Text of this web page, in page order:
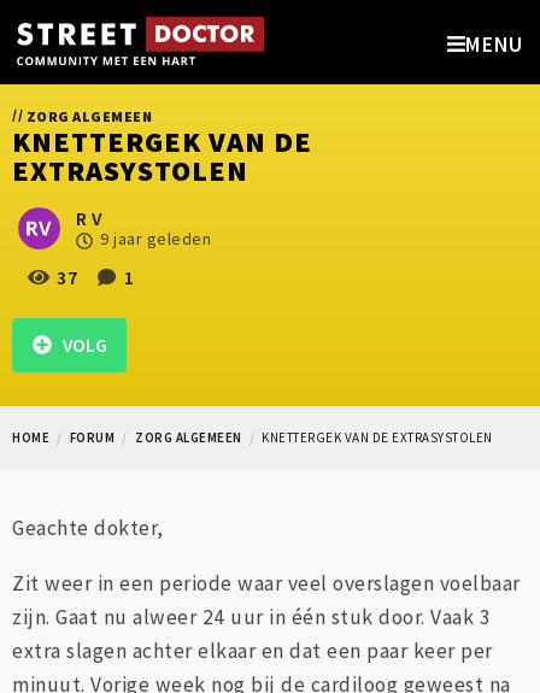
MENU
// ZORG ALGEMEEN
KNETTERGEK VAN DE
EXTRASYSTOLEN
R V
9 jaar geleden
37 1
VOLG
HOME FORUM ZORG ALGEMEEN KNETTERGEK VAN DE EXTRASYSTOLEN
Geachte dokter,
Zit weer in een periode waar veel overslagen voelbaar
zijn. Gaat nu alweer 24 uur in één stuk door. Vaak 3
extra slagen achter elkaar en dat een paar keer per
minuut. Vorige week nog bij de cardiloog geweest na